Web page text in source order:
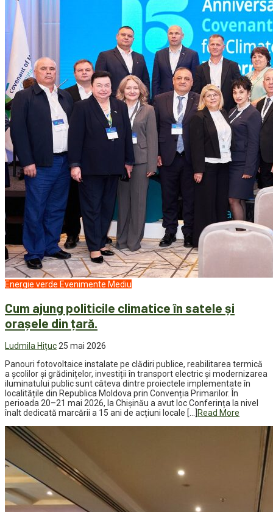
Energie verde Evenimente Mediu
Cum ajung politicile climatice în satele și
orașele din țară.
Ludmila Hițuc25 mai 2026
Panouri fotovoltaice instalate pe clădiri publice, reabilitarea termică
a școlilor și grădinițelor, investiții în transport electric și modernizarea
iluminatului public sunt câteva dintre proiectele implementate în
localitățile din Republica Moldova prin Convenția Primarilor. În
perioada 20–21 mai 2026, la Chișinău a avut loc Conferința la nivel
înalt dedicată marcării a 15 ani de acțiuni locale […] Read More